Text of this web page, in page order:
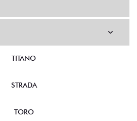
TITANO
STRADA
TORO